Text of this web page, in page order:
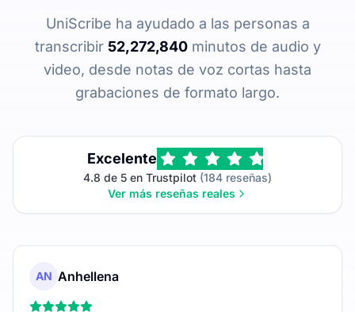
UniScribe ha ayudado a las personas a
transcribir 52,272,840minutos de audio y
video, desde notas de voz cortas hasta
grabaciones de formato largo.
Excelente
4.8 de 5 en Trustpilot (184 reseñas)
Ver más reseñas reales
AN Anhellena